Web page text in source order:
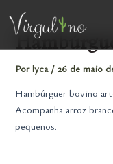
para
Porlyca /26 de maio
Hambúrguer bovino
Acompanha arroz
pequenos.